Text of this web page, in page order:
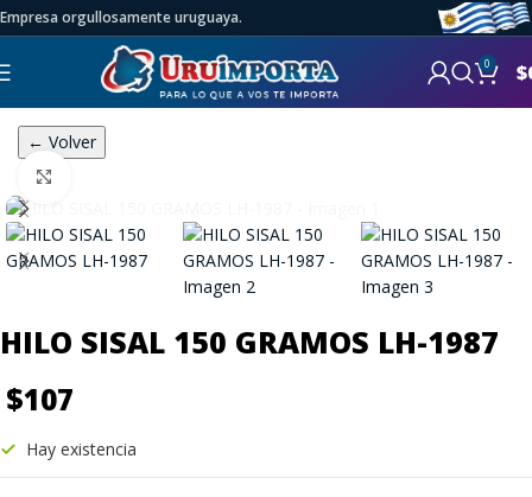
Empresa orgullosamente uruguaya.
0 $
← Volver
HILO SISAL 150 GRAMOS LH-1987
$107
Hay existencia